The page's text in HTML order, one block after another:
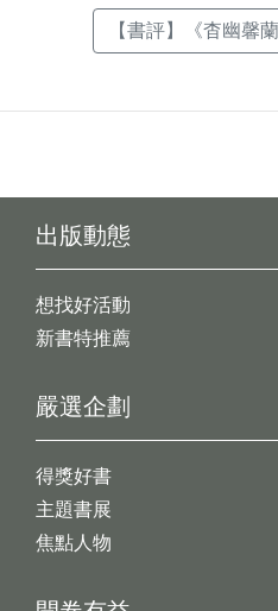
【書評】《杳幽
出版動態
想找好活動
新書特推薦
嚴選企劃
得獎好書
主題書展
焦點人物